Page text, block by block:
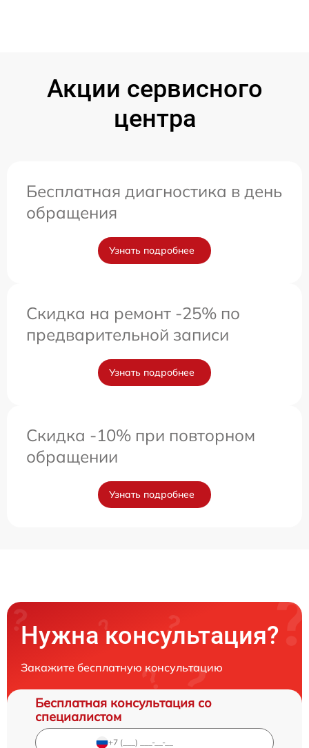
Акции сервисного
центра
Бесплатная диагностика в день
обращения
Узнать подробнее
Скидка на ремонт -25% по
предварительной записи
Узнать подробнее
Скидка -10% при повторном
обращении
Узнать подробнее
Нужна консультация?
Закажите бесплатную консультацию
Бесплатная консультация со
специалистом